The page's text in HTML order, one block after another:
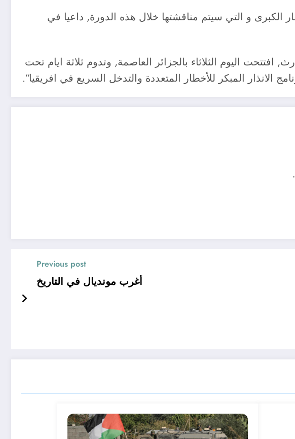
الكبرى و التي سيتم مناقشتها خلال هذه الدورة, داعيا في
الكوارث, افتتحت اليوم الثلاثاء بالجزائر العاصمة, وتدوم ثلاثة ايام تحت
الانذار المبكر للأخطار المتعددة والتدخل السريع في افريقيا”.
Previous post
أغرب مونديال في التاريخ